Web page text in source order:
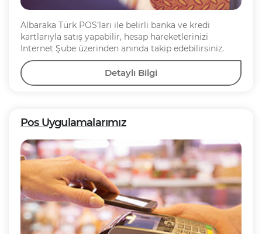
Albaraka Türk POS’ları ile belirli banka ve kredi
kartlarıyla satış yapabilir, hesap hareketlerinizi
İnternet Şube üzerinden anında takip edebilirsiniz.
Detaylı Bilgi
Pos Uygulamalarımız